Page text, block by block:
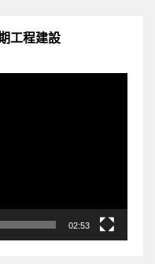
工程建設
02:53